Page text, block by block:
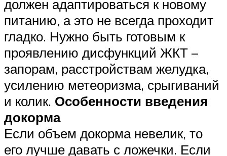
должен адаптироваться к новому
питанию, а это не всегда проходит
гладко. Нужно быть готовым к
проявлению дисфункций ЖКТ –
запорам, расстройствам желудка,
усилению метеоризма, срыгиваний
и колик. Особенности введения
докорма
Если объем докорма невелик, то
его лучше давать с ложечки. Если